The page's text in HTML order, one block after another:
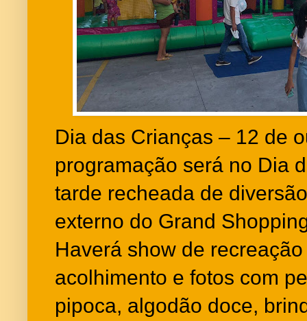
Dia das Crianças – 12 de
programação será no Dia
tarde recheada de
externo do Grand
Haverá show de
acolhimento e fotos com
pipoca, algodão doce,